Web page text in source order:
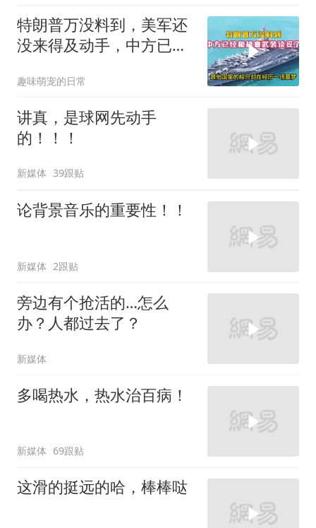
特朗普万没料到，美军还
没来得及动手，中方已经
趣味萌宠的日常
讲真，是球网先动手
的！！！
新媒体 39跟贴
论背景音乐的重要性！！
新媒体 2跟贴
旁边有个抢活的…怎么
办？人都过去了？
新媒体
多喝热水，热水治百病！
新媒体 69跟贴
这滑的挺远的哈，棒棒哒